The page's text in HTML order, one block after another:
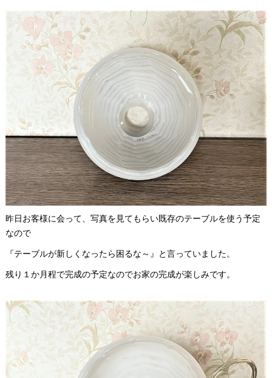
昨日お客様に会って、写真を見てもらい既存のテーブルを使う予定
なので
『テーブルが新しくなったら困るな～』と言っていました。
残り１か月程で完成の予定なのでお家の完成が楽しみです。